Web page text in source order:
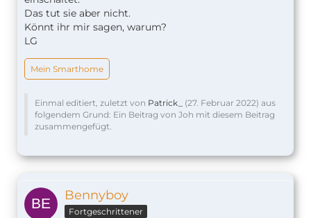
Das tut sie aber nicht.
Könnt ihr mir sagen, warum?
LG
Mein Smarthome
Einmal editiert, zuletzt von Patrick_ (27. Februar 2022) aus
folgendem Grund: Ein Beitrag von Joh mit diesem Beitrag
zusammengefügt.
Bennyboy
Fortgeschrittener